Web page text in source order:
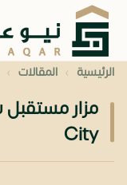
الرئيسية › المقالات ›
City